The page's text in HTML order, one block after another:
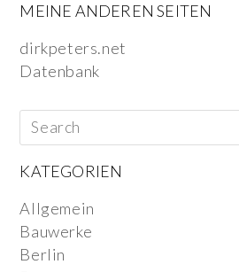
MEINE ANDEREN SEITEN
dirkpeters.net
Datenbank
KATEGORIEN
Allgemein
Bauwerke
Berlin